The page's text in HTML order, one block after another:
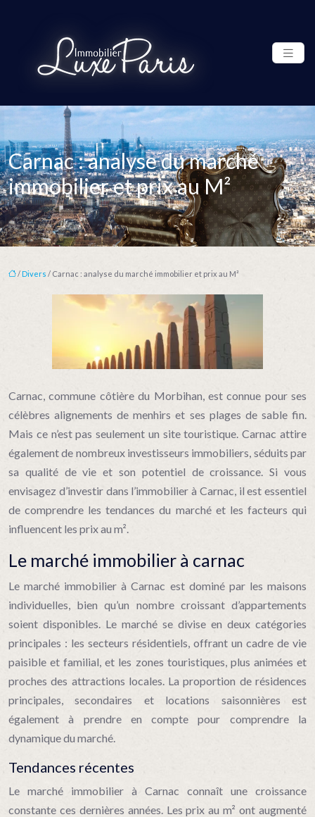
Carnac : analyse du marché
immobilier et prix au M²
/Divers / Carnac : analyse du marché immobilier et prix au M²
Carnac, commune côtière du Morbihan, est connue pour ses
célèbres alignements de menhirs et ses plages de sable fin.
Mais ce n’est pas seulement un site touristique. Carnac attire
également de nombreux investisseurs immobiliers, séduits par
sa qualité de vie et son potentiel de croissance. Si vous
envisagez d’investir dans l’immobilier à Carnac, il est essentiel
de comprendre les tendances du marché et les facteurs qui
influencent les prix au m².
Le marché immobilier à carnac
Le marché immobilier à Carnac est dominé par les maisons
individuelles, bien qu’un nombre croissant d’appartements
soient disponibles. Le marché se divise en deux catégories
principales : les secteurs résidentiels, offrant un cadre de vie
paisible et familial, et les zones touristiques, plus animées et
proches des attractions locales. La proportion de résidences
principales, secondaires et locations saisonnières est
également à prendre en compte pour comprendre la
dynamique du marché.
Tendances récentes
Le marché immobilier à Carnac connaît une croissance
constante ces dernières années. Les prix au m² ont augmenté